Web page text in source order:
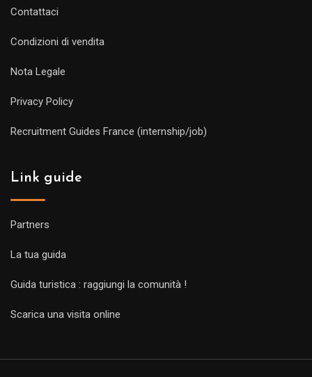
Contattaci
Condizioni di vendita
Nota Legale
Privacy Policy
Recruitment Guides France (internship/job)
Link guide
Partners
La tua guida
Guida turistica : raggiungi la comunità !
Scarica una visita online